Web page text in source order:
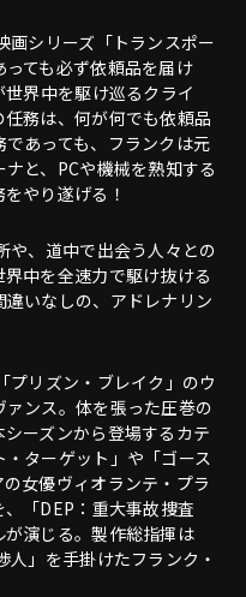
シリーズ「トランスポー
ても必ず依頼品を届け
界中を駆け巡るクライ
務は、何が何でも依頼品
あっても、フランクは元
と、PCや機械を熟知する
やり遂げる！
、道中で出会う人々との
中を全速力で駆け抜ける
いなしの、アドレナリン
リズン・ブレイク」のウ
ンス。体を張った圧巻の
ーズンから登場するカテ
ターゲット」や「ゴース
女優ヴィオランテ・プラ
「DEP：重大事故捜査
演じる。製作総指揮は
人」を手掛けたフランク・